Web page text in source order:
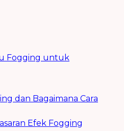
Fogging untuk
dan Bagaimana Cara
Efek Fogging